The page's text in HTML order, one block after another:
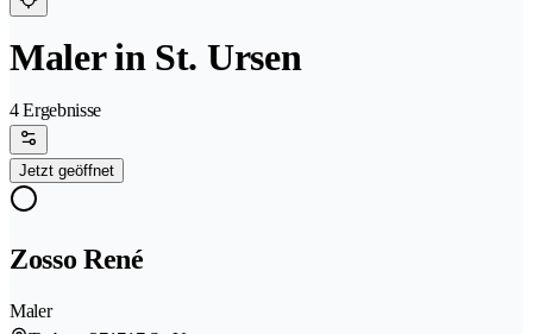
Maler in St. Ursen
4 Ergebnisse
Jetzt geöffnet
Zosso René
Maler